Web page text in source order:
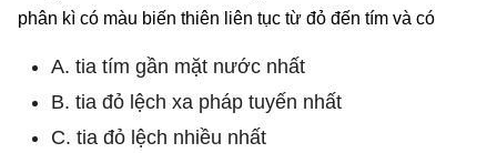
phân kì có màu biến thiên liên tục từ đỏ đến tím và có
A. tia tím gần mặt nước nhất
B. tia đỏ lệch xa pháp tuyến nhất
C. tia đỏ lệch nhiều nhất